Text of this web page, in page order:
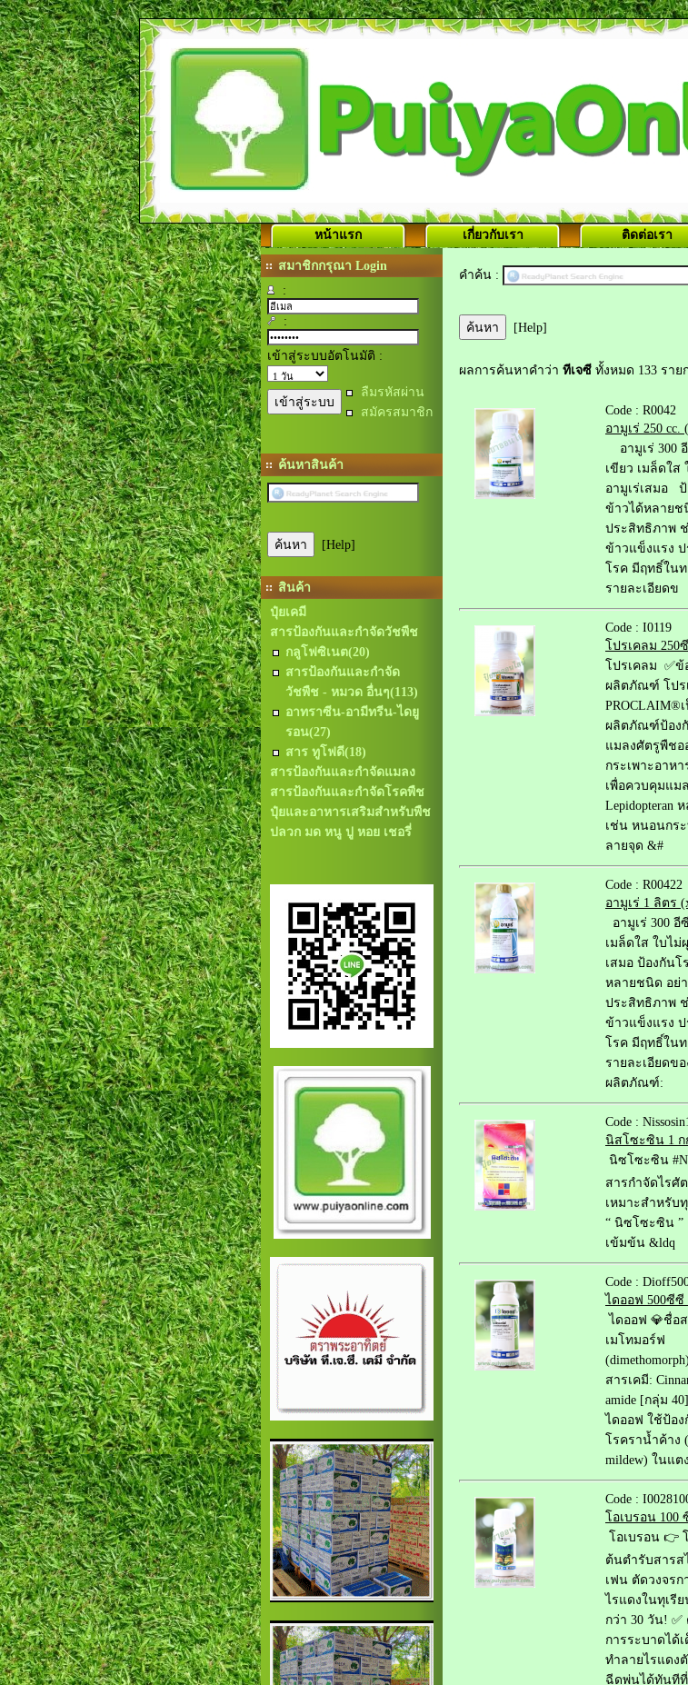
หน้าแรก เกี่ยวกับเรา ติดต่อเรา
สมาชิกกรุณา Login
:
:
เข้าสู่ระบบอัตโนมัติ :
ลืมรหัสผ่าน
สมัครสมาชิก
ค้นหาสินค้า
[Help]
สินค้า
ปุ๋ยเคมี
สารป้องกันและกำจัดวัชพืช
กลูโฟซิเนต(20)
สารป้องกันและกำจัด
วัชพืช - หมวด อื่นๆ(113)
อาทราซีน-อามีทรีน-ไดยู
รอน(27)
สาร ทูโฟดี(18)
สารป้องกันและกำจัดแมลง
สารป้องกันและกำจัดโรคพืช
ปุ๋ยและอาหารเสริมสำหรับพืช
ปลวก มด หนู ปู หอย เชอรี่
คำค้น :
[Help]
ผลการค้นหาคำว่า ทีเจซี ทั้งหมด 133 ราย
Code : R0042
อามูเร่ 250 cc.
อามูเร่ 300
เขียว เมล็ดใส
อามูเร่เสมอ
ข้าวได้หลายช
ประสิทธิภาพ
ข้าวแข็งแรง
โรค มีฤทธิ์ใน
รายละเอียดข
Code : I0119
โปรเคลม 250
โปรเคลม ✅ข้
ผลิตภัณฑ์ โปร
PROCLAIM®
ผลิตภัณฑ์ป้อง
แมลงศัตรูพืชอ
กระเพาะอาห
เพื่อควบคุมแม
Lepidopteran
เช่น หนอนกร
ลายจุด &#
Code : R00422
อามูเร่ 1 ลิตร
อามูเร่ 300
เมล็ดใส ใบไม่
เสมอ ป้องกันโ
หลายชนิด อย่
ประสิทธิภาพ
ข้าวแข็งแรง
โรค มีฤทธิ์ใน
รายละเอียดข
ผลิตภัณฑ์:
Code :
นิสโซะซิน 1 ก
นิซโซะซิน
สารกำจัดไรศั
เหมาะสำหรับ
“ นิซโซะซิน ”
เข้มข้น &ldq
Code :
ไดออฟ 500ซีซี
ไดออฟ 💎ชื่อ
เมโทมอร์ฟ
สารเคมี:
amide [กลุ่ม
ไดออฟ ใช้ป้อง
โรคราน้ำค้าง
mildew) ในแ
Code :
โอเบรอน 100
โอเบรอน 👉
ต้นตำรับสารส
เฟน ตัดวงจรก
ไรแดงในทุเรี
กว่า 30 วัน! ✅
การระบาดได้
ทำลายไรแดงตั
ฉีดพ่นได้ทันที